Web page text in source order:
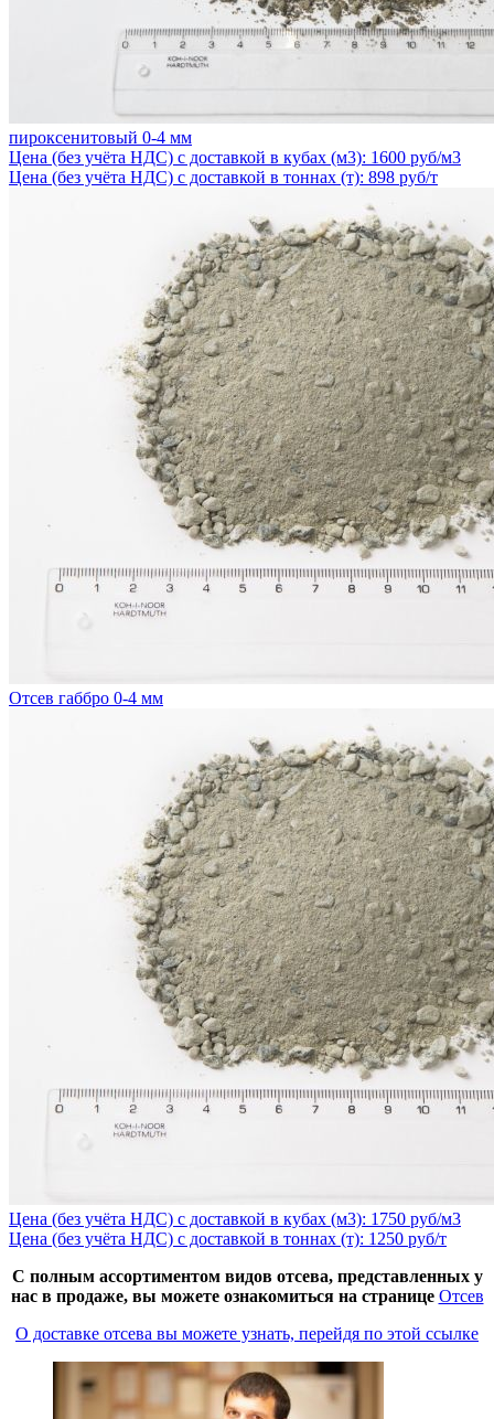
пироксенитовый 0-4 мм
Цена (без учёта НДС) с доставкой в кубах (м3): 1600 руб/м3
Цена (без учёта НДС) с доставкой в тоннах (т): 898 руб/т
Отсев габбро 0-4 мм
Цена (без учёта НДС) с доставкой в кубах (м3): 1750 руб/м3
Цена (без учёта НДС) с доставкой в тоннах (т): 1250 руб/т
С полным ассортиментом видов отсева, представленных у
нас в продаже, вы можете ознакомиться на странице Отсев
О доставке отсева вы можете узнать, перейдя по этой ссылке